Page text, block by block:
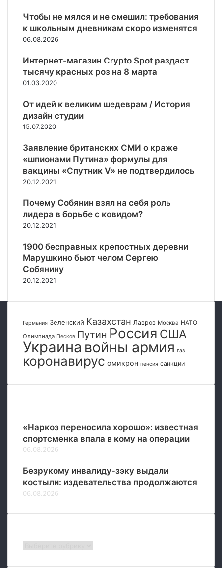
и
о
н
л
и
с
о
в
о
е
к
и
е
е
н
с
о
п
к
и
н
т
ь
К
и
в
н
у
ю
и
с
т
м
у
з
л
п
о
о
г
я
В
С
У
в
с
т
ы
б
л
р
е
х
ы
с
р
о
Чтобы не мялся и не смешил: требования
к школьным дневникам скоро изменятся
06.08.2026
Интернет-магазин Crypto Spot раздаст
тысячу красных роз на 8 марта
01.03.2020
От идей к великим шедеврам / История
дизайн студии
15.07.2020
Заявление британских СМИ о краже
«шпионами Путина» формулы для
вакцины «Спутник V» не подтвердилось
20.12.2021
Почему Собянин взял на себя роль
лидера в борьбе с ковидом?
20.12.2021
1900 бесправных крепостных деревни
Марушкино бьют челом Сергею
Собянину
20.12.2021
Германия Зеленский Казахстан Лавров Москва НАТО
Олимпиада Песков Путин Россия США
Украина войны армия газ
коронавирус омикрон пенсия санкции
«Наркоз переносила хорошо»: известная
спортсменка впала в кому на операции
06.08.2026
Безрукому инвалиду-зэку выдали
костыли: издевательства продолжаются
06.08.2026